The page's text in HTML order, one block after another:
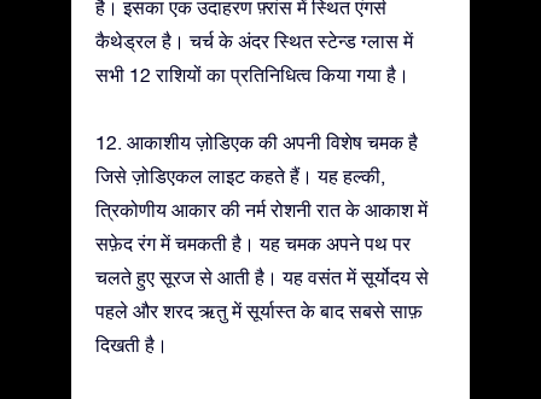
है। इसका एक उदाहरण फ़्रांस में स्थित एंगर्स
कैथेड्रल है। चर्च के अंदर स्थित स्टेन्ड ग्लास में
सभी 12 राशियों का प्रतिनिधित्व किया गया है।
12. आकाशीय ज़ोडिएक की अपनी विशेष चमक है
जिसे ज़ोडिएकल लाइट कहते हैं। यह हल्की,
त्रिकोणीय आकार की नर्म रोशनी रात के आकाश में
सफ़ेद रंग में चमकती है। यह चमक अपने पथ पर
चलते हुए सूरज से आती है। यह वसंत में सूर्योदय से
पहले और शरद ऋतु में सूर्यास्त के बाद सबसे साफ़
दिखती है।